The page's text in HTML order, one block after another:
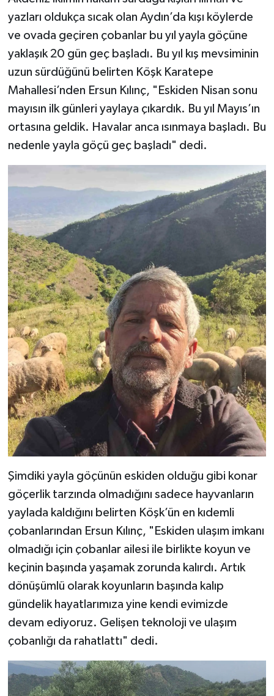
yazları oldukça sıcak olan Aydın’da kışı köylerde
ve ovada geçiren çobanlar bu yıl yayla göçüne
yaklaşık 20 gün geç başladı. Bu yıl kış mevsiminin
uzun sürdüğünü belirten Köşk Karatepe
Mahallesi’nden Ersun Kılınç, "Eskiden Nisan sonu
mayısın ilk günleri yaylaya çıkardık. Bu yıl Mayıs’ın
ortasına geldik. Havalar anca ısınmaya başladı. Bu
nedenle yayla göçü geç başladı" dedi.
Şimdiki yayla göçünün eskiden olduğu gibi konar
göçerlik tarzında olmadığını sadece hayvanların
yaylada kaldığını belirten Köşk’ün en kıdemli
çobanlarından Ersun Kılınç, "Eskiden ulaşım imkanı
olmadığı için çobanlar ailesi ile birlikte koyun ve
keçinin başında yaşamak zorunda kalırdı. Artık
dönüşümlü olarak koyunların başında kalıp
gündelik hayatlarımıza yine kendi evimizde
devam ediyoruz. Gelişen teknoloji ve ulaşım
çobanlığı da rahatlattı" dedi.